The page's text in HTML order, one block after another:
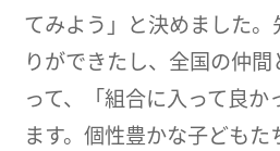
てみよう」と決めました
りができたし、全国の仲
って、「組合に入って良
ます。個性豊かな子ども